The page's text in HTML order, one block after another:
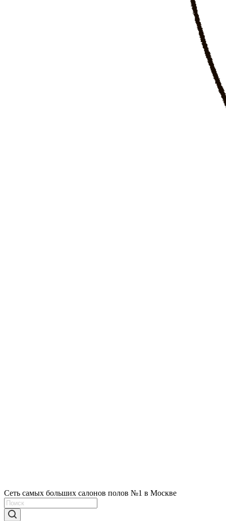
Сеть самых больших салонов полов №1 в Москве